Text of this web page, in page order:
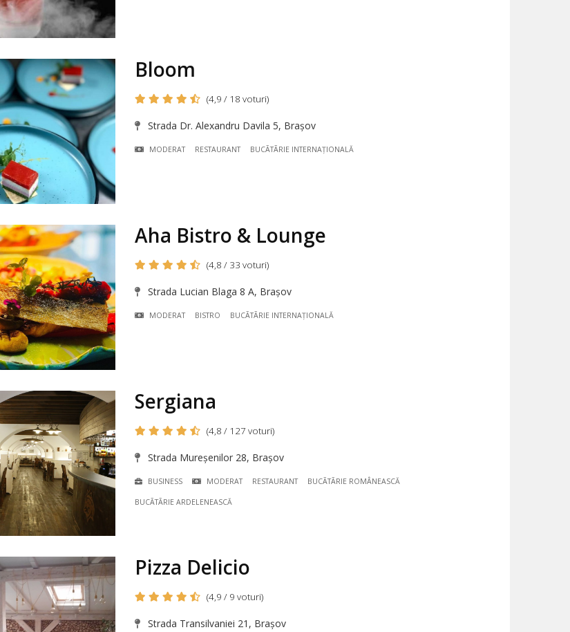
Bloom
(4,9 / 18 voturi)
Strada Dr. Alexandru Davila 5, Brașov
MODERAT RESTAURANT BUCÃTÃRIE INTERNAȚIONALĂ
Aha Bistro & Lounge
(4,8 / 33 voturi)
Strada Lucian Blaga 8 A, Brașov
MODERAT BISTRO BUCÃTÃRIE INTERNAȚIONALĂ
Sergiana
(4,8 / 127 voturi)
Strada Mureșenilor 28, Brașov
BUSINESS MODERAT RESTAURANT BUCÃTÃRIE ROMÂNEASCĂ
BUCÃTÃRIE ARDELENEASCĂ
Pizza Delicio
(4,9 / 9 voturi)
Strada Transilvaniei 21, Brașov